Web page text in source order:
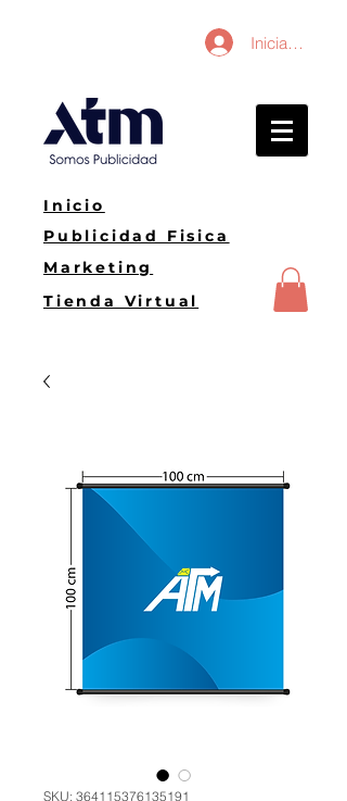
Iniciar sesión
Inicio
Publicidad Fisica
Marketing
Tienda Virtual
SKU: 364115376135191